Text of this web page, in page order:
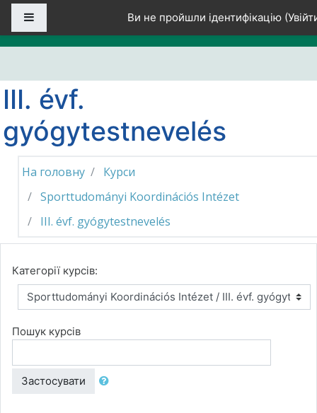
Перейти до головного вмісту
Ви не пройшли ідентифікацію (
III. évf.
gyógytestnevelés
На головну
Курси
Sporttudományi Koordinációs Intézet
III. évf. gyógytestnevelés
Категорії курсів:
Пошук курсів
Застосувати